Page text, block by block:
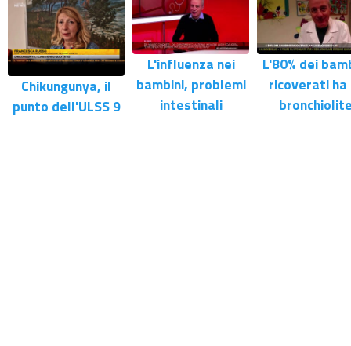
Chikungunya, il
punto dell'ULSS 9
L'influenza nei
bambini, problemi
intestinali
L'80% dei
ricoverati